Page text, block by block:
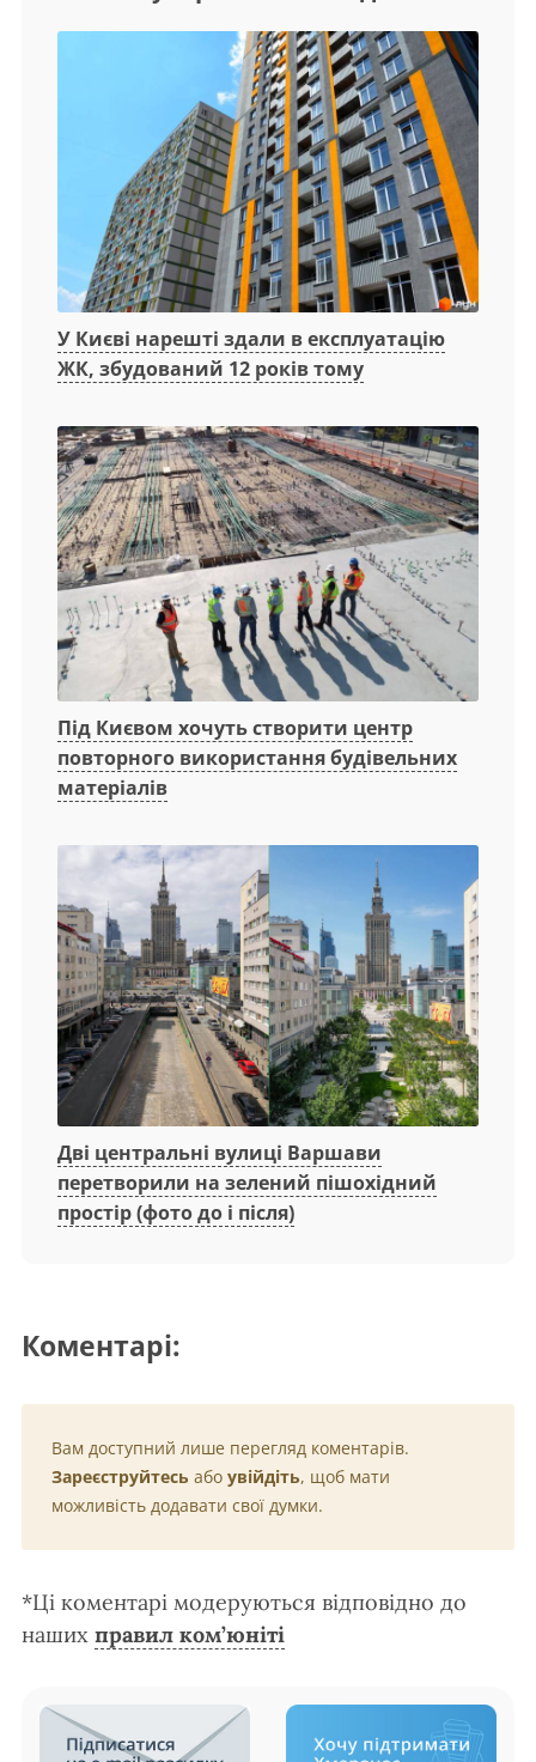
У Києві нарешті здали в експлуатацію
ЖК, збудований 12 років тому
Під Києвом хочуть створити центр
повторного використання будівельних
матеріалів
Дві центральні вулиці Варшави
перетворили на зелений пішохідний
простір (фото до і після)
Коментарі:
Вам доступний лише перегляд коментарів.
Зареєструйтесь або увійдіть, щоб мати
можливість додавати свої думки.
*Ці коментарі модеруються відповідно до
наших правил ком’юніті